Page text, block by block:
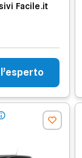
Facile.it